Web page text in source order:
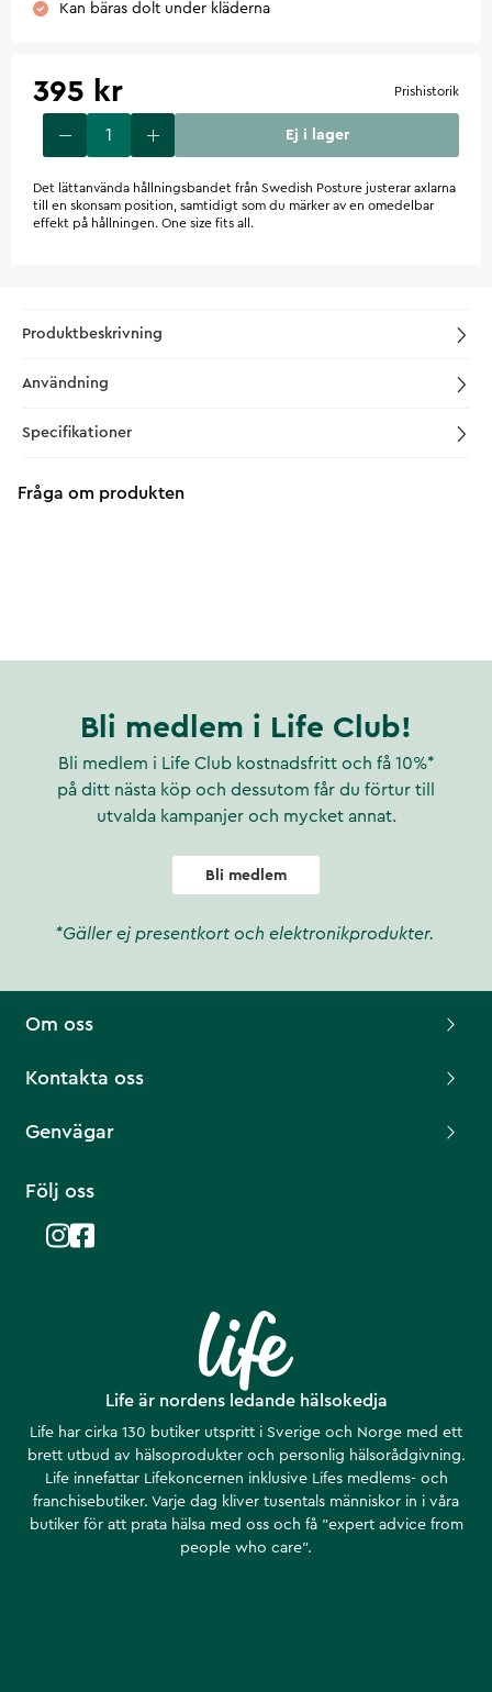
Kan bäras dolt under kläderna
395 kr Prishistorik
Ej i lager
Det lättanvända hållningsbandet från Swedish Posture justerar axlarna
till en skonsam position, samtidigt som du märker av en omedelbar
effekt på hållningen. One size fits all.
Produktbeskrivning
Användning
Specifikationer
Fråga om produkten
Bli medlem i Life Club!
Bli medlem i Life Club kostnadsfritt och få 10%*
på ditt nästa köp och dessutom får du förtur till
utvalda kampanjer och mycket annat.
Bli medlem
*Gäller ej presentkort och elektronikprodukter.
Life är nordens ledande hälsokedja
Life har cirka 130 butiker utspritt i Sverige och Norge med ett
brett utbud av hälsoprodukter och personlig hälsorådgivning.
Life innefattar Lifekoncernen inklusive Lifes medlems- och
franchisebutiker. Varje dag kliver tusentals människor in i våra
butiker för att prata hälsa med oss och få ”expert advice from
people who care”.
Om oss
Kontakta oss
Genvägar
Följ oss